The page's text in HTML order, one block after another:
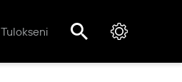
Tulokseni